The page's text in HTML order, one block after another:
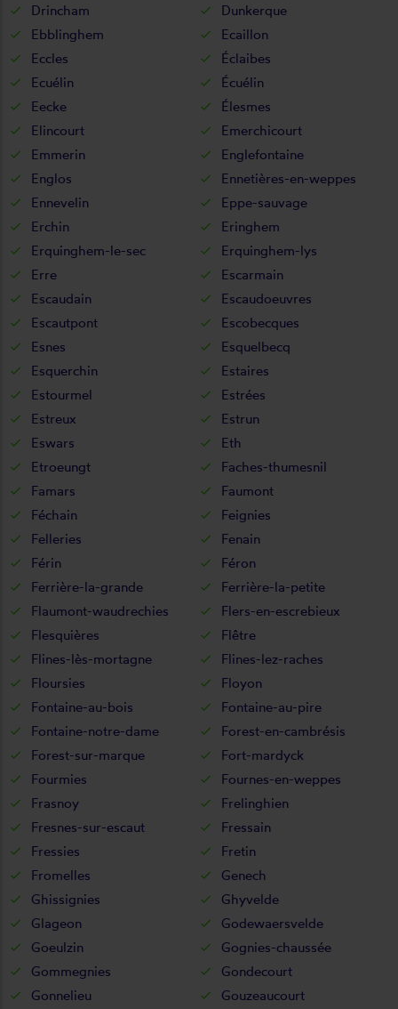
Drincham
Dunkerque
Ebblinghem
Ecaillon
Eccles
Éclaibes
Ecuélin
Écuélin
Eecke
Élesmes
Elincourt
Emerchicourt
Emmerin
Englefontaine
Englos
Ennetières-en-weppes
Ennevelin
Eppe-sauvage
Erchin
Eringhem
Erquinghem-le-sec
Erquinghem-lys
Erre
Escarmain
Escaudain
Escaudoeuvres
Escautpont
Escobecques
Esnes
Esquelbecq
Esquerchin
Estaires
Estourmel
Estrées
Estreux
Estrun
Eswars
Eth
Etroeungt
Faches-thumesnil
Famars
Faumont
Féchain
Feignies
Felleries
Fenain
Férin
Féron
Ferrière-la-grande
Ferrière-la-petite
Flaumont-waudrechies
Flers-en-escrebieux
Flesquières
Flêtre
Flines-lès-mortagne
Flines-lez-raches
Floursies
Floyon
Fontaine-au-bois
Fontaine-au-pire
Fontaine-notre-dame
Forest-en-cambrésis
Forest-sur-marque
Fort-mardyck
Fourmies
Fournes-en-weppes
Frasnoy
Frelinghien
Fresnes-sur-escaut
Fressain
Fressies
Fretin
Fromelles
Genech
Ghissignies
Ghyvelde
Glageon
Godewaersvelde
Goeulzin
Gognies-chaussée
Gommegnies
Gondecourt
Gonnelieu
Gouzeaucourt